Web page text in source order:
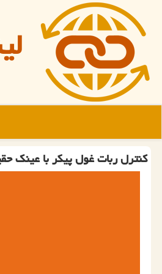
کنترل ربات غول پیکر با عینک